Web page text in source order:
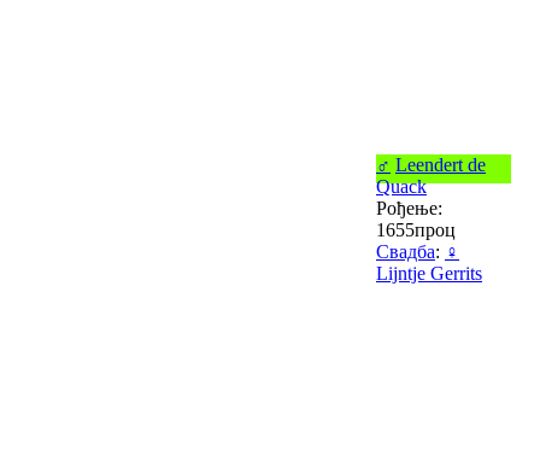
♂ Leendert de
Quack
Рођење:
1655проц
Свадба: ♀
Lijntje Gerrits